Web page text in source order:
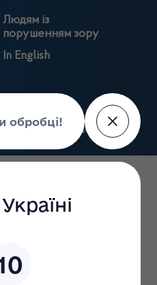
Людям із
порушенням зору
In English
Пошук
портал
Держлікслужби